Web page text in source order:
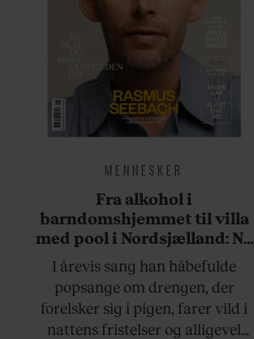
MENNESKER
Fra alkohol i
barndomshjemmet til villa
med pool i Nordsjælland: Nu
skal du høre sandheden om
Rasmus Seebach
I årevis sang han håbefulde
popsange om drengen, der
forelsker sig i pigen, farer vild i
nattens fristelser og alligevel